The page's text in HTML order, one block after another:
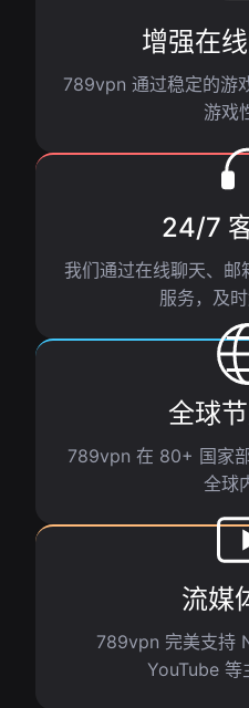
增强在
789vpn 通过稳定的游
游戏
24/7
我们通过在线聊天、
服务，及时
全球
789vpn 在 80+ 国家
全球
流媒
789vpn 完美支持
YouTube 等